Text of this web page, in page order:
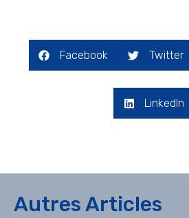
Facebook Twitter
LinkedIn
Autres Articles